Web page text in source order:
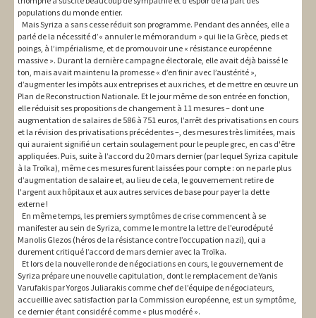
populations du monde entier.
Mais Syriza a sans cesse réduit son programme. Pendant des années, elle a
parlé de la nécessité d’« annuler le mémorandum » qui lie la Grèce, pieds et
poings, à l’impérialisme, et de promouvoir une « résistance européenne
massive ». Durant la dernière campagne électorale, elle avait déjà baissé le
ton, mais avait maintenu la promesse « d’en finir avec l’austérité »,
d’augmenter les impôts aux entreprises et aux riches, et de mettre en œuvre un
Plan de Reconstruction Nationale. Et le jour même de son entrée en fonction,
elle réduisit ses propositions de changement à 11 mesures – dont une
augmentation de salaires de 586 à 751 euros, l’arrêt des privatisations en cours
et la révision des privatisations précédentes –, des mesures très limitées, mais
qui auraient signifié un certain soulagement pour le peuple grec, en cas d'être
appliquées. Puis, suite à l’accord du 20 mars dernier (par lequel Syriza capitule
à la Troïka), même ces mesures furent laissées pour compte : on ne parle plus
d’augmentation de salaire et, au lieu de cela, le gouvernement retire de
l'argent aux hôpitaux et aux autres services de base pour payer la dette
externe !
En même temps, les premiers symptômes de crise commencent à se
manifester au sein de Syriza, comme le montre la lettre de l’eurodéputé
Manolis Glezos (héros de la résistance contre l’occupation nazi), qui a
durement critiqué l’accord de mars dernier avec la Troïka.
Et lors de la nouvelle ronde de négociations en cours, le gouvernement de
Syriza prépare une nouvelle capitulation, dont le remplacement de Yanis
Varufakis par Yorgos Juliarakis comme chef de l’équipe de négociateurs,
accueillie avec satisfaction par la Commission européenne, est un symptôme,
ce dernier étant considéré comme « plus modéré ».